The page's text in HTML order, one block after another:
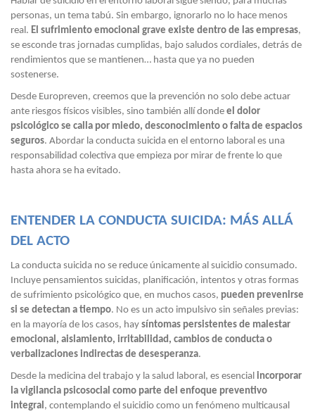
personas, un tema tabú. Sin embargo, ignorarlo no lo hace menos
real. El sufrimiento emocional grave existe dentro de las empresas,
se esconde tras jornadas cumplidas, bajo saludos cordiales, detrás de
rendimientos que se mantienen… hasta que ya no pueden
sostenerse.
Desde Europreven, creemos que la prevención no solo debe actuar
ante riesgos físicos visibles, sino también allí donde el dolor
psicológico se calla por miedo, desconocimiento o falta de espacios
seguros. Abordar la conducta suicida en el entorno laboral es una
responsabilidad colectiva que empieza por mirar de frente lo que
hasta ahora se ha evitado.
ENTENDER LA CONDUCTA SUICIDA: MÁS ALLÁ
DEL ACTO
La conducta suicida no se reduce únicamente al suicidio consumado.
Incluye pensamientos suicidas, planificación, intentos y otras formas
de sufrimiento psicológico que, en muchos casos, pueden prevenirse
si se detectan a tiempo. No es un acto impulsivo sin señales previas:
en la mayoría de los casos, hay síntomas persistentes de malestar
emocional, aislamiento, irritabilidad, cambios de conducta o
verbalizaciones indirectas de desesperanza.
Desde la medicina del trabajo y la salud laboral, es esencial incorporar
la vigilancia psicosocial como parte del enfoque preventivo
integral , contemplando el suicidio como un fenómeno multicausal